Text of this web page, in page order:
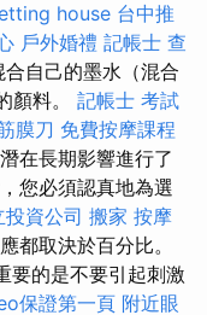
house 台中推
戶外婚禮 記帳士 查
自己的墨水（混合
顏料。 記帳士 考試
膜刀 免費按摩課程
在長期影響進行了
您必須認真地為選
投資公司 搬家 按摩
都取決於百分比。
要的是不要引起刺激
保證第一頁 附近眼